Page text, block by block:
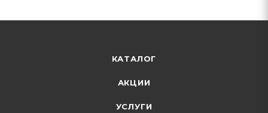
КАТАЛОГ
АКЦИИ
УСЛУГИ